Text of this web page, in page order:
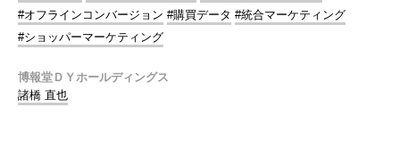
#オフラインコンバージョン #購買データ #統合マーケティング
#ショッパーマーケティング
博報堂ＤＹホールディングス
諸橋 直也